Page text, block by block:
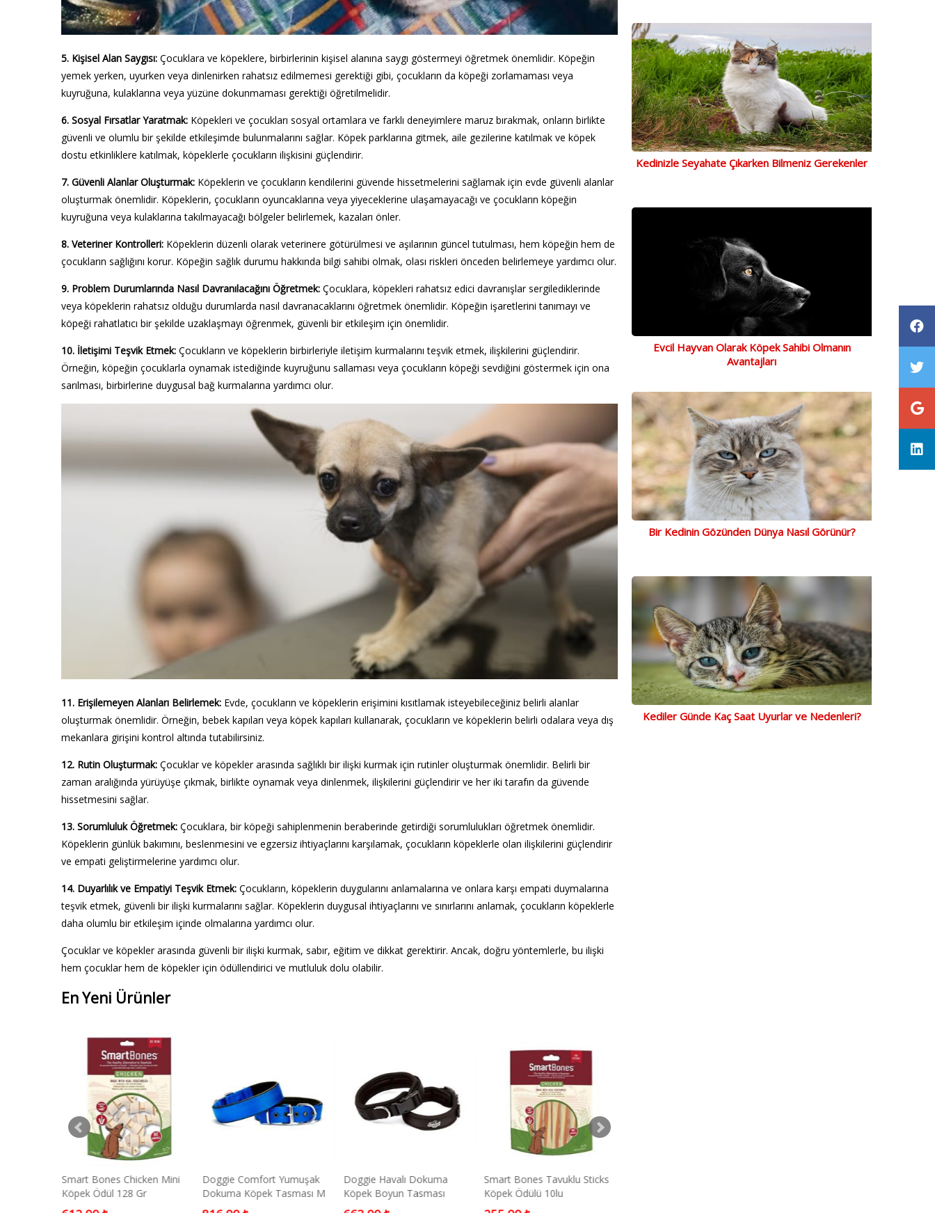
5. Kişisel Alan Saygısı: Çocuklara ve köpeklere, birbirlerinin kişisel alanına saygı göstermeyi öğretmek önemlidir. Köpeğin
yemek yerken, uyurken veya dinlenirken rahatsız edilmemesi gerektiği gibi, çocukların da köpeği zorlamaması veya
kuyruğuna, kulaklarına veya yüzüne dokunmaması gerektiği öğretilmelidir.
6. Sosyal Fırsatlar Yaratmak: Köpekleri ve çocukları sosyal ortamlara ve farklı deneyimlere maruz bırakmak, onların birlikte
güvenli ve olumlu bir şekilde etkileşimde bulunmalarını sağlar. Köpek parklarına gitmek, aile gezilerine katılmak ve köpek
dostu etkinliklere katılmak, köpeklerle çocukların ilişkisini güçlendirir.
7. Güvenli Alanlar Oluşturmak: Köpeklerin ve çocukların kendilerini güvende hissetmelerini sağlamak için evde güvenli alanlar
oluşturmak önemlidir. Köpeklerin, çocukların oyuncaklarına veya yiyeceklerine ulaşamayacağı ve çocukların köpeğin
kuyruğuna veya kulaklarına takılmayacağı bölgeler belirlemek, kazaları önler.
8. Veteriner Kontrolleri: Köpeklerin düzenli olarak veterinere götürülmesi ve aşılarının güncel tutulması, hem köpeğin hem de
çocukların sağlığını korur. Köpeğin sağlık durumu hakkında bilgi sahibi olmak, olası riskleri önceden belirlemeye yardımcı olur.
9. Problem Durumlarında Nasıl Davranılacağını Öğretmek: Çocuklara, köpekleri rahatsız edici davranışlar sergilediklerinde
veya köpeklerin rahatsız olduğu durumlarda nasıl davranacaklarını öğretmek önemlidir. Köpeğin işaretlerini tanımayı ve
köpeği rahatlatıcı bir şekilde uzaklaşmayı öğrenmek, güvenli bir etkileşim için önemlidir.
10. İletişimi Teşvik Etmek: Çocukların ve köpeklerin birbirleriyle iletişim kurmalarını teşvik etmek, ilişkilerini güçlendirir.
Örneğin, köpeğin çocuklarla oynamak istediğinde kuyruğunu sallaması veya çocukların köpeği sevdiğini göstermek için ona
sarılması, birbirlerine duygusal bağ kurmalarına yardımcı olur.
11. Erişilemeyen Alanları Belirlemek: Evde, çocukların ve köpeklerin erişimini kısıtlamak isteyebileceğiniz belirli alanlar
oluşturmak önemlidir. Örneğin, bebek kapıları veya köpek kapıları kullanarak, çocukların ve köpeklerin belirli odalara veya dış
mekanlara girişini kontrol altında tutabilirsiniz.
12. Rutin Oluşturmak: Çocuklar ve köpekler arasında sağlıklı bir ilişki kurmak için rutinler oluşturmak önemlidir. Belirli bir
zaman aralığında yürüyüşe çıkmak, birlikte oynamak veya dinlenmek, ilişkilerini güçlendirir ve her iki tarafın da güvende
hissetmesini sağlar.
13. Sorumluluk Öğretmek: Çocuklara, bir köpeği sahiplenmenin beraberinde getirdiği sorumlulukları öğretmek önemlidir.
Köpeklerin günlük bakımını, beslenmesini ve egzersiz ihtiyaçlarını karşılamak, çocukların köpeklerle olan ilişkilerini güçlendirir
ve empati geliştirmelerine yardımcı olur.
14. Duyarlılık ve Empatiyi Teşvik Etmek: Çocukların, köpeklerin duygularını anlamalarına ve onlara karşı empati duymalarına
teşvik etmek, güvenli bir ilişki kurmalarını sağlar. Köpeklerin duygusal ihtiyaçlarını ve sınırlarını anlamak, çocukların köpeklerle
daha olumlu bir etkileşim içinde olmalarına yardımcı olur.
Çocuklar ve köpekler arasında güvenli bir ilişki kurmak, sabır, eğitim ve dikkat gerektirir. Ancak, doğru yöntemlerle, bu ilişki
hem çocuklar hem de köpekler için ödüllendirici ve mutluluk dolu olabilir.
En Yeni Ürünler
Smart Bones Chicken Mini
Köpek Ödül 128 Gr
Doggie Comfort Yumuşak
Dokuma Köpek Tasması M
2,5x37-45cm Mavi Medium
Doggie Havalı Dokuma
Köpek Boyun Tasması
Medium Siyah 2x35-45 Cm
Smart Bones Tavuklu Sticks
Köpek Ödülü 10lu
Kedinizle Seyahate Çıkarken Bilmeniz Gerekenler
Evcil Hayvan Olarak Köpek Sahibi Olmanın
Avantajları
Bir Kedinin Gözünden Dünya Nasıl Görünür?
Kediler Günde Kaç Saat Uyurlar ve Nedenleri?